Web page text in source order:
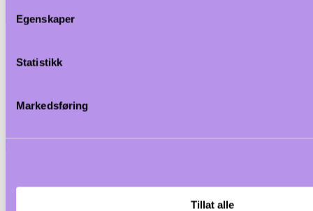
Egenskaper
Statistikk
Markedsføring
Tillat alle